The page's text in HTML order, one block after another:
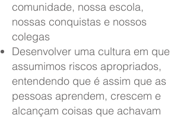
comunidade, nossa escola,
nossas conquistas e nossos
colegas
Desenvolver uma cultura em que
assumimos riscos apropriados,
entendendo que é assim que as
pessoas aprendem, crescem e
alcançam coisas que achavam